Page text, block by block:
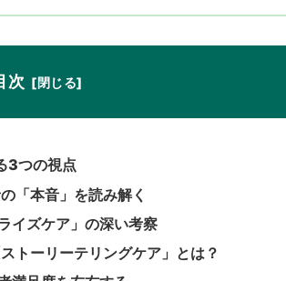
次
3つの視点
「本音」を読み解く
イズケア」の深い考察
トーリーテリングケア」とは？